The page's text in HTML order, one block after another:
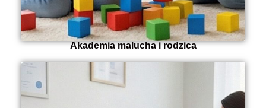
Akademia malucha i rodzica